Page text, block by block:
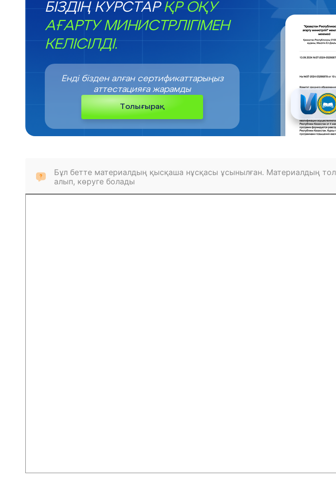
БІЗДІҢ КУРСТАР ҚР ОҚУ
АҒАРТУ МИНИСТРЛІГІМЕН
КЕЛІСІЛДІ.
Енді бізден алған сертификаттарыңыз
аттестацияға жарамды
Толығырақ
Бұл бетте материалдың қысқаша нұсқасы ұсынылған. Материалдың
алып, көруге болады